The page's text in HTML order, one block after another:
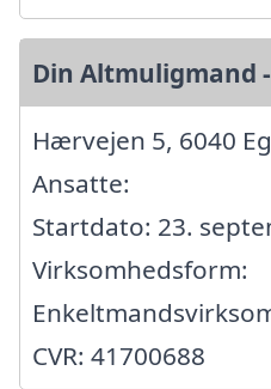
Din Altmuligmand
Hærvejen 5, 6040
Ansatte:
Startdato: 23.
Virksomhedsform:
CVR: 41700688